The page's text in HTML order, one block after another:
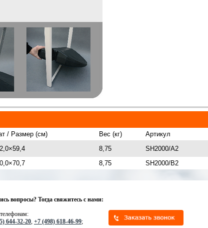
/ Размер (см) Вес (кг) Артикул
8,75 SH2000/A2
8,75 SH2000/B2
вопросы? Тогда свяжитесь с нами:
644-32-20, +7 (498) 618-46-99;